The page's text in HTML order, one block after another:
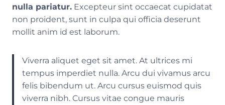
nulla pariatur. Excepteur sint occaecat cupidatat
non proident, sunt in culpa qui officia deserunt
mollit anim id est laborum.
Viverra aliquet eget sit amet. At ultrices mi
tempus imperdiet nulla. Arcu dui vivamus arcu
felis bibendum ut. Arcu cursus euismod quis
viverra nibh. Cursus vitae congue mauris